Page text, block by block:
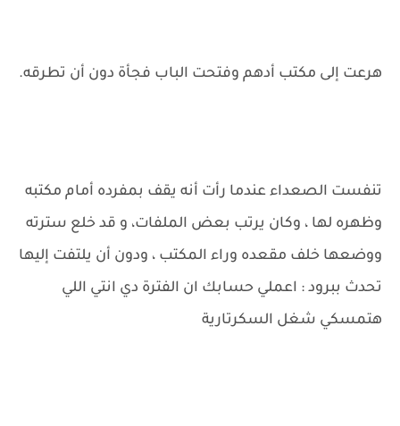
هرعت إلى مكتب أدهم وفتحت الباب فجأة دون أن تطرقه.
تنفست الصعداء عندما رأت أنه يقف بمفرده أمام مكتبه
وظهره لها ، وكان يرتب بعض الملفات، و قد خلع سترته
ووضعها خلف مقعده وراء المكتب ، ودون أن يلتفت إليها
تحدث ببرود : اعملي حسابك ان الفترة دي انتي اللي
هتمسكي شغل السكرتارية